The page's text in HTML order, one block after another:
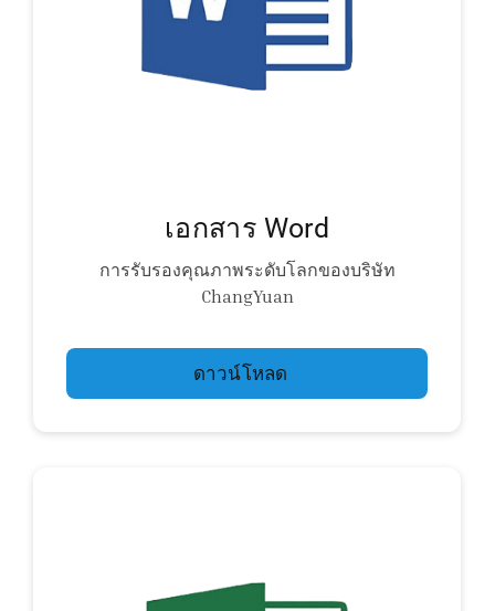
เอกสาร Word
การรับรองคุณภาพระดับโลกของบริษัท
ChangYuan
ดาวน์โหลด